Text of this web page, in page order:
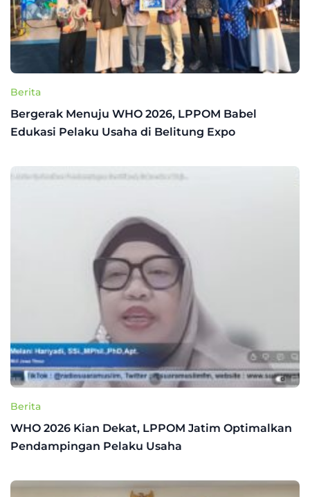
Berita
Bergerak Menuju WHO 2026, LPPOM Babel
Edukasi Pelaku Usaha di Belitung Expo
Berita
WHO 2026 Kian Dekat, LPPOM Jatim Optimalkan
Pendampingan Pelaku Usaha